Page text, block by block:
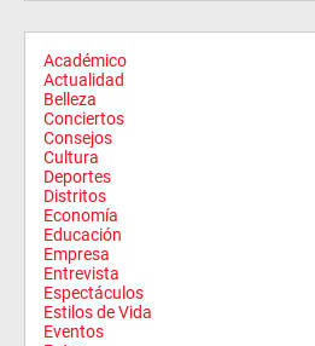
Académico
Actualidad
Belleza
Conciertos
Consejos
Cultura
Deportes
Distritos
Economía
Educación
Empresa
Entrevista
Espectáculos
Estilos de Vida
Eventos